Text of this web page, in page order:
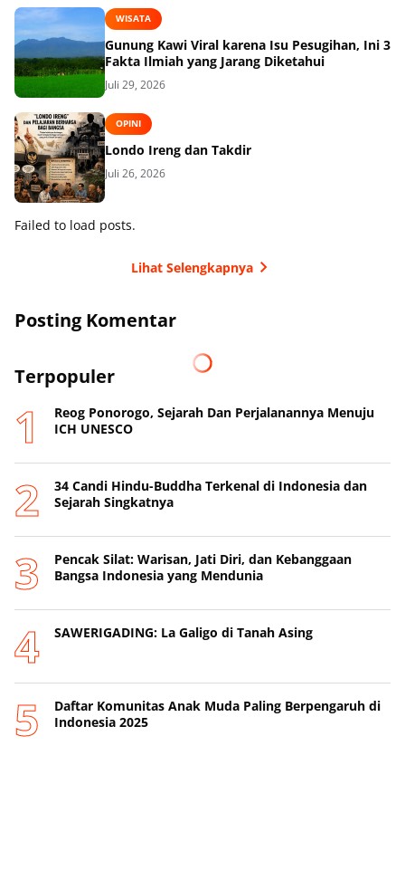
WISATA
Gunung Kawi Viral karena Isu Pesugihan, Ini 3
Fakta Ilmiah yang Jarang Diketahui
Juli 29, 2026
OPINI
Londo Ireng dan Takdir
Juli 26, 2026
Failed to load posts.
Lihat Selengkapnya
Posting Komentar
Terpopuler
Reog Ponorogo, Sejarah Dan Perjalanannya Menuju
ICH UNESCO
34 Candi Hindu-Buddha Terkenal di Indonesia dan
Sejarah Singkatnya
Pencak Silat: Warisan, Jati Diri, dan Kebanggaan
Bangsa Indonesia yang Mendunia
SAWERIGADING: La Galigo di Tanah Asing
Daftar Komunitas Anak Muda Paling Berpengaruh di
Indonesia 2025